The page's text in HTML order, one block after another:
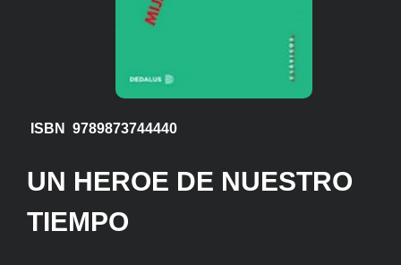
ISBN 9789873744440
UN HEROE DE NUESTRO
TIEMPO